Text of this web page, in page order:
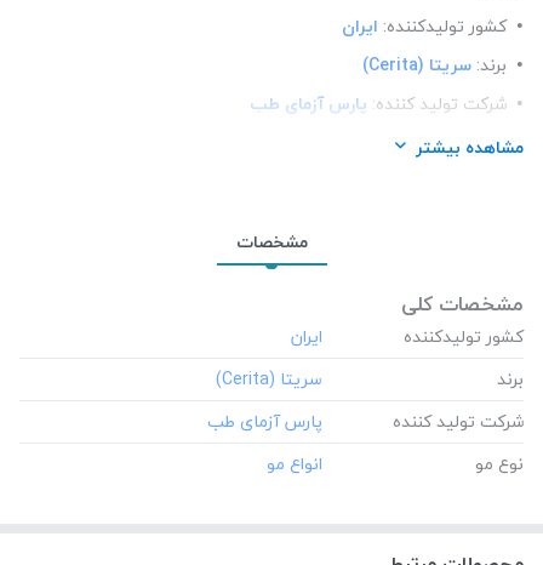
کشور تولید‎کننده:
ایران
برند: سریتا (Cerita)
شرکت تولید کننده: پارس آزمای طب
نوع مو: انواع مو
مشاهده بیشتر
مشخصات
مشخصات کلی
کشور تولید‎کننده
برند
شرکت تولید کننده
نوع مو